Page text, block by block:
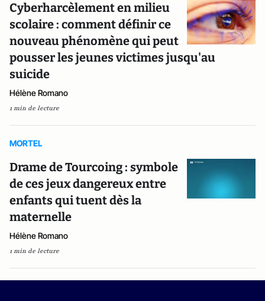
Cyberharcèlement en milieu
scolaire : comment définir ce
nouveau phénomène qui peut
pousser les jeunes victimes jusqu'au
suicide
Hélène Romano
1 min de lecture
MORTEL
Drame de Tourcoing : symbole
de ces jeux dangereux entre
enfants qui tuent dès la
maternelle
Hélène Romano
1 min de lecture